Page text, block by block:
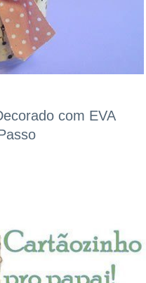
com EVA